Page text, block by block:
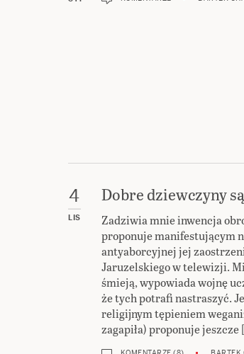
4
LIS
Dobre dziewczyny
Zadziwia mnie inwencja
proponuje manifestującym
antyaborcyjnej jej
Jaruzelskiego w telewizji.
śmieją, wypowiada wojnę
że tych potrafi nastraszyć.
religijnym tępieniem
zagapiła) proponuje jeszcze